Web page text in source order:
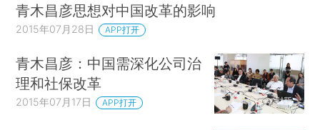
青木昌彦思想对中国改革的影响
2015年07月28日 APP打开
青木昌彦：中国需深化公司治
理和社保改革
2015年07月17日 APP打开